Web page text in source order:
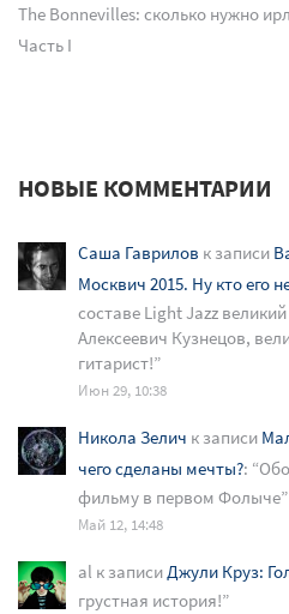
The Bonnevilles: сколько нужно
Часть I
НОВЫЕ КОММЕНТАРИИ
Саша Гаврилов к записи
Москвич 2015. Ну кто его
составе Light Jazz
Алексеевич Кузнецов,
гитарист!”
Июн 29, 10:38
Никола Зелич к записи
чего сделаны мечты?: “
фильму в первом Фолыче”
Май 12, 14:48
al к записиДжули Круз:
грустная история!”